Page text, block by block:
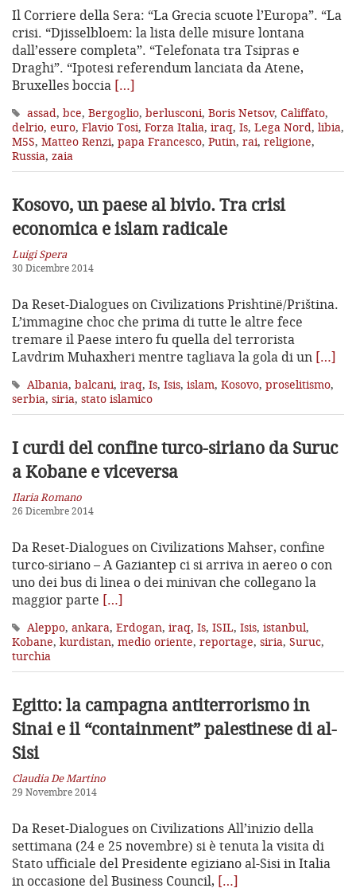
Il Corriere della Sera: “La Grecia scuote l’Europa”. “La
crisi. “Djisselbloem: la lista delle misure lontana
dall’essere completa”. “Telefonata tra Tsipras e
Draghi”. “Ipotesi referendum lanciata da Atene,
Bruxelles boccia […]
assad, bce, Bergoglio, berlusconi, Boris Netsov, Califfato,
delrio, euro, Flavio Tosi, Forza Italia, iraq, Is, Lega Nord, libia,
M5S, Matteo Renzi, papa Francesco, Putin, rai, religione,
Russia, zaia
Kosovo, un paese al bivio. Tra crisi
economica e islam radicale
Luigi Spera
30 Dicembre 2014
Da Reset-Dialogues on Civilizations Prishtinë/Priština.
L’immagine choc che prima di tutte le altre fece
tremare il Paese intero fu quella del terrorista
Lavdrim Muhaxheri mentre tagliava la gola di un […]
Albania, balcani, iraq, Is, Isis, islam, Kosovo, proselitismo,
serbia, siria, stato islamico
I curdi del confine turco-siriano da Suruc
a Kobane e viceversa
Ilaria Romano
26 Dicembre 2014
Da Reset-Dialogues on Civilizations Mahser, confine
turco-siriano – A Gaziantep ci si arriva in aereo o con
uno dei bus di linea o dei minivan che collegano la
maggior parte […]
Aleppo, ankara, Erdogan, iraq, Is, ISIL, Isis, istanbul,
Kobane, kurdistan, medio oriente, reportage, siria, Suruc,
turchia
Egitto: la campagna antiterrorismo in
Sinaie il “containment” palestinese di al-
Sisi
Claudia De Martino
29 Novembre 2014
Da Reset-Dialogues on Civilizations All’inizio della
settimana (24 e 25 novembre) si è tenuta la visita di
Stato ufficiale del Presidente egiziano al-Sisi in Italia
in occasione del Business Council, […]